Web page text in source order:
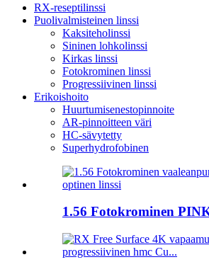
RX-reseptilinssi
Puolivalmisteinen linssi
Kaksiteholinssi
Sininen lohkolinssi
Kirkas linssi
Fotokrominen linssi
Progressiivinen linssi
Erikoishoito
Huurtumisenestopinnoite
AR-pinnoitteen väri
HC-sävytetty
Superhydrofobinen
1.56 Fotokrominen